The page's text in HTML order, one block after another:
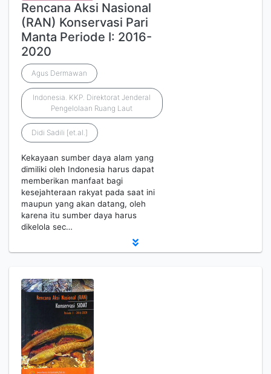
Rencana Aksi Nasional
(RAN) Konservasi Pari
Manta Periode I: 2016-
2020
Agus Dermawan
Indonesia. KKP. Direktorat Jenderal
Pengelolaan Ruang Laut
Didi Sadili [et.al.]
Kekayaan sumber daya alam yang
dimiliki oleh Indonesia harus dapat
memberikan manfaat bagi
kesejahteraan rakyat pada saat ini
maupun yang akan datang, oleh
karena itu sumber daya harus
dikelola sec…